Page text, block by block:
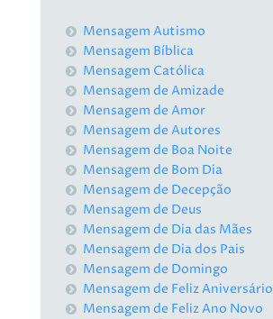
Mensagem Autismo
Mensagem Bíblica
Mensagem Católica
Mensagem de Amizade
Mensagem de Amor
Mensagem de Autores
Mensagem de Boa Noite
Mensagem de Bom Dia
Mensagem de Decepção
Mensagem de Deus
Mensagem de Dia das Mães
Mensagem de Dia dos Pais
Mensagem de Domingo
Mensagem de Feliz Aniversário
Mensagem de Feliz Ano Novo